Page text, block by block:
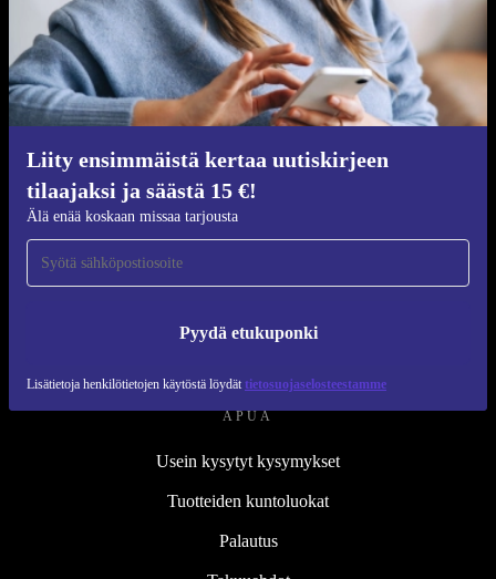
Liity ensimmäistä kertaa uutiskirjeen
tilaajaksi ja säästä 15 €!
Älä enää koskaan missaa tarjousta
Pyydä etukuponki
Lisätietoja henkilötietojen käytöstä löydät tietosuojaselosteestamme
Miksi refurbed
Kunnostusprosessi
Kestävyys
Laatu
Tietoa meistä
APUA
Usein kysytyt kysymykset
Tuotteiden kuntoluokat
Palautus